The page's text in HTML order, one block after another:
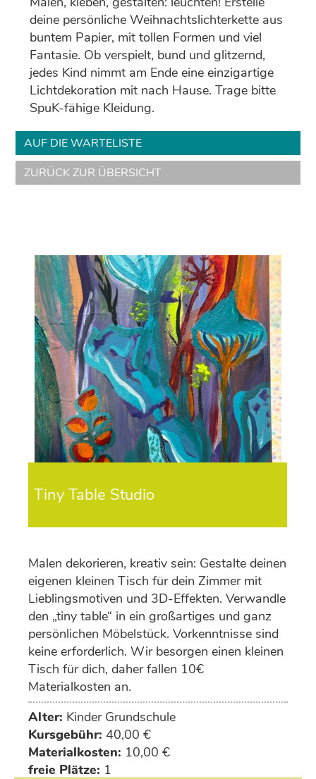
deine persönliche Weihnachtslichterkette aus
buntem Papier, mit tollen Formen und viel
Fantasie. Ob verspielt, bund und glitzernd,
jedes Kind nimmt am Ende eine einzigartige
Lichtdekoration mit nach Hause. Trage bitte
SpuK-fähige Kleidung.
AUF DIE WARTELISTE
ZURÜCK ZUR ÜBERSICHT
Tiny Table Studio
Malen dekorieren, kreativ sein: Gestalte deinen
eigenen kleinen Tisch für dein Zimmer mit
Lieblingsmotiven und 3D-Effekten. Verwandle
den „tiny table“ in ein großartiges und ganz
persönlichen Möbelstück. Vorkenntnisse sind
keine erforderlich. Wir besorgen einen kleinen
Tisch für dich, daher fallen 10€
Materialkosten an.
Alter: Kinder Grundschule
Kursgebühr: 40,00 €
Materialkosten: 10,00 €
freie Plätze: 1